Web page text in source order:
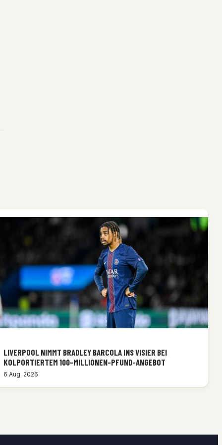
LIVERPOOL NIMMT BRADLEY BARCOLA INS VISIER BEI
KOLPORTIERTEM 100-MILLIONEN-PFUND-ANGEBOT
6 Aug. 2026